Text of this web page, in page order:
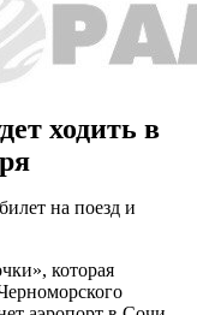
ходить в
на поезд и
которая